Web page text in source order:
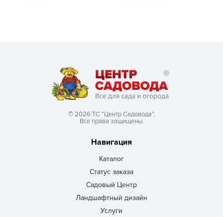
© 2026 ТС “Центр Садовода”.
Все права защищены.
Навигация
Каталог
Статус заказа
Садовый Центр
Ландшафтный дизайн
Услуги